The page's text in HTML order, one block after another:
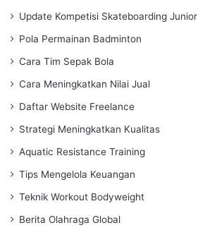
Update Kompetisi Skateboarding Junior
Pola Permainan Badminton
Cara Tim Sepak Bola
Cara Meningkatkan Nilai Jual
Daftar Website Freelance
Strategi Meningkatkan Kualitas
Aquatic Resistance Training
Tips Mengelola Keuangan
Teknik Workout Bodyweight
Berita Olahraga Global